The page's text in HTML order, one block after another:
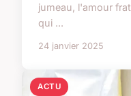
jumeau, l'amour
qui ...
24 janvier 2025
ACTU